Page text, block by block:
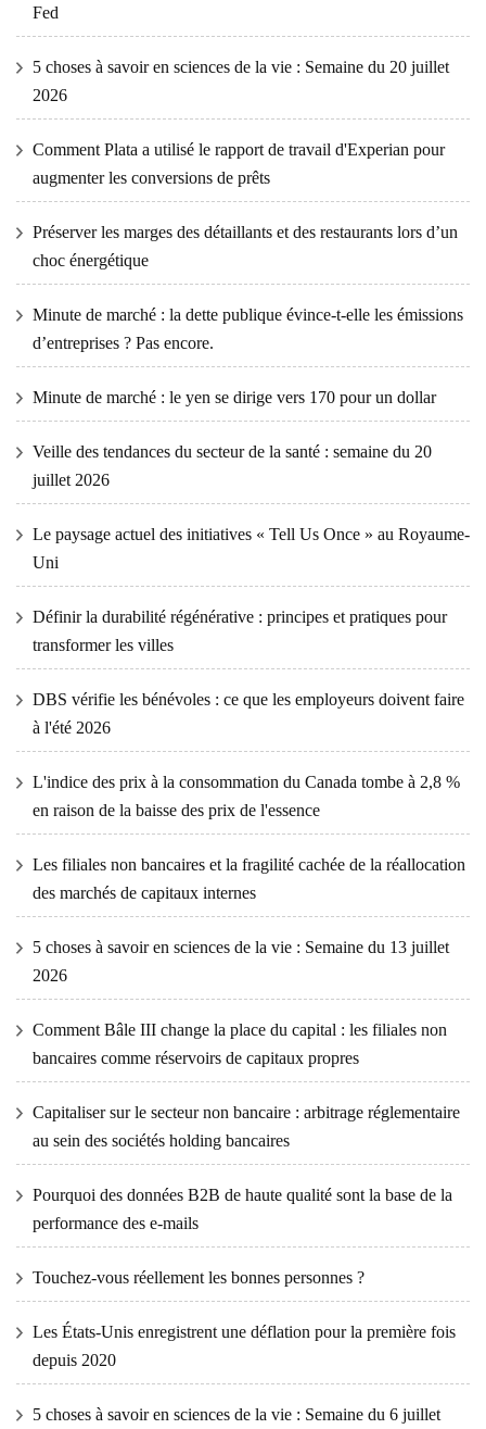
Fed
5 choses à savoir en sciences de la vie : Semaine du 20 juillet
2026
Comment Plata a utilisé le rapport de travail d'Experian pour
augmenter les conversions de prêts
Préserver les marges des détaillants et des restaurants lors d’un
choc énergétique
Minute de marché : la dette publique évince-t-elle les émissions
d’entreprises ? Pas encore.
Minute de marché : le yen se dirige vers 170 pour un dollar
Veille des tendances du secteur de la santé : semaine du 20
juillet 2026
Le paysage actuel des initiatives « Tell Us Once » au Royaume-
Uni
Définir la durabilité régénérative : principes et pratiques pour
transformer les villes
DBS vérifie les bénévoles : ce que les employeurs doivent faire
à l'été 2026
L'indice des prix à la consommation du Canada tombe à 2,8 %
en raison de la baisse des prix de l'essence
Les filiales non bancaires et la fragilité cachée de la réallocation
des marchés de capitaux internes
5 choses à savoir en sciences de la vie : Semaine du 13 juillet
2026
Comment Bâle III change la place du capital : les filiales non
bancaires comme réservoirs de capitaux propres
Capitaliser sur le secteur non bancaire : arbitrage réglementaire
au sein des sociétés holding bancaires
Pourquoi des données B2B de haute qualité sont la base de la
performance des e-mails
Touchez-vous réellement les bonnes personnes ?
Les États-Unis enregistrent une déflation pour la première fois
depuis 2020
5 choses à savoir en sciences de la vie : Semaine du 6 juillet